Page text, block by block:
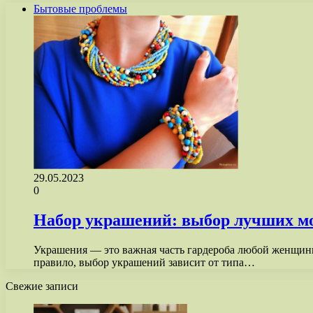
Бытовые проблемы
29.05.2023
0
Набор украшений: выбор лучших
Украшения — это важная часть гардероба любой
правило, выбор украшений зависит от типа…
Свежие записи